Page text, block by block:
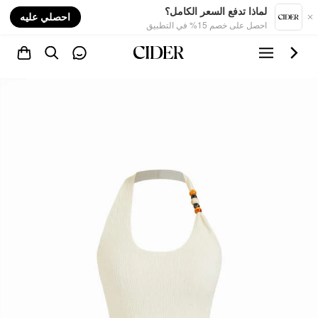
لماذا تدفع السعر الكامل؟
احصل على خصم 15% في التطبيق
احصلي عليه